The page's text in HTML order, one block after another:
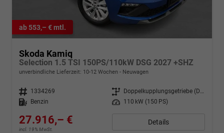
ab 553,– € mtl.
Skoda Kamiq
Selection 1.5 TSI 150PS/110kW DSG 2027 +SHZ
unverbindliche Lieferzeit: 10-12 Wochen Neuwagen
Fahrzeugnr. 1334269 Getriebe
Doppelkupplungsgetriebe (DSG)
Kraftstoff
Benzin Leistung 110 kW (150 PS)
27.916,– €
incl. 19% MwSt.
Details